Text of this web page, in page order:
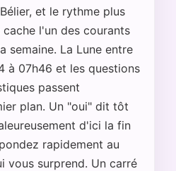
et le rythme plus
l'un des courants
semaine. La Lune entre
à 07h46 et les questions
passent
plan. Un "oui" dit tôt
d'ici la fin
rapidement au
vous surprend. Un carré